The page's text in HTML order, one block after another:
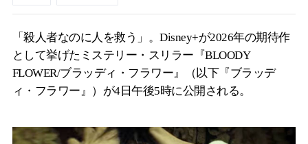
「殺人者なのに人を救う」。Disney+が2026年の期待作
として挙げたミステリー・スリラー『BLOODY
FLOWER/ブラッディ・フラワー』（以下『ブラッデ
ィ・フラワー』）が4日午後5時に公開される。